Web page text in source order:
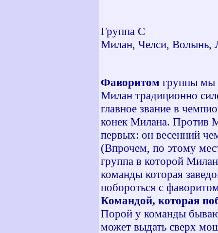
Группа С
Милан, Челси, Волынь,
Фаворитом группы мы
Милан традиционно
главное звание в
конек Милана. Против
первых: он весенний
(Впрочем, по этому
группа в которой
команды которая
побороться с
Командой, которая
Порой у команды
может выдать сверх